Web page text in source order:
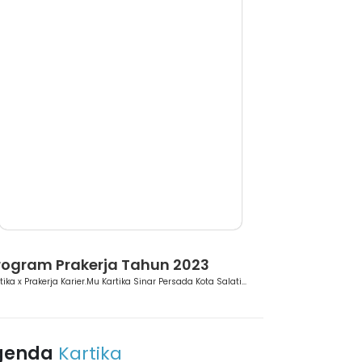
Prakerja Tahun 2023
x Prakerja Karier.Mu Kartika Sinar Persada Kota Salati...
Kartika